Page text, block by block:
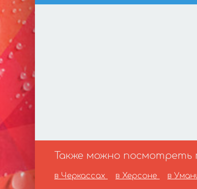
Также можно посмотреть
в Черкассах в Херсоне в